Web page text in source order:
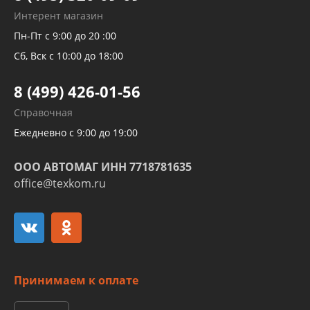
Рукавов гидроусилителей
Рукавов компрессоров и турбин
Трубок кондиционеров
Развертка пайка медных стальных
алюминиевых трубок и штуцеров
Интерент магазин
Пн-Пт с 9:00 до 20 :00
Сб, Вск с 10:00 до 18:00
8 (499) 426-01-56
Справочная
Ежедневно с 9:00 до 19:00
ООО АВТОМАГ ИНН 7718781635
office@texkom.ru
Принимаем к оплате